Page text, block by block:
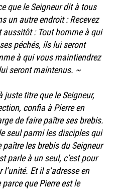
que le Seigneur dit à tous
un autre endroit : Recevez
aussitôt : Tout homme à qui
péchés, ils lui seront
à qui vous maintiendrez
seront maintenus. ~
juste titre que le Seigneur,
confia à Pierre en
de faire paître ses brebis.
seul parmi les disciples qui
les brebis du Seigneur
parle à un seul, c’est pour
Et il s’adresse en
que Pierre est le